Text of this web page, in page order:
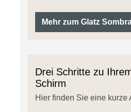
Mehr zum Glatz
Drei Schritte zu
Schirm
Hier finden Sie eine kurze